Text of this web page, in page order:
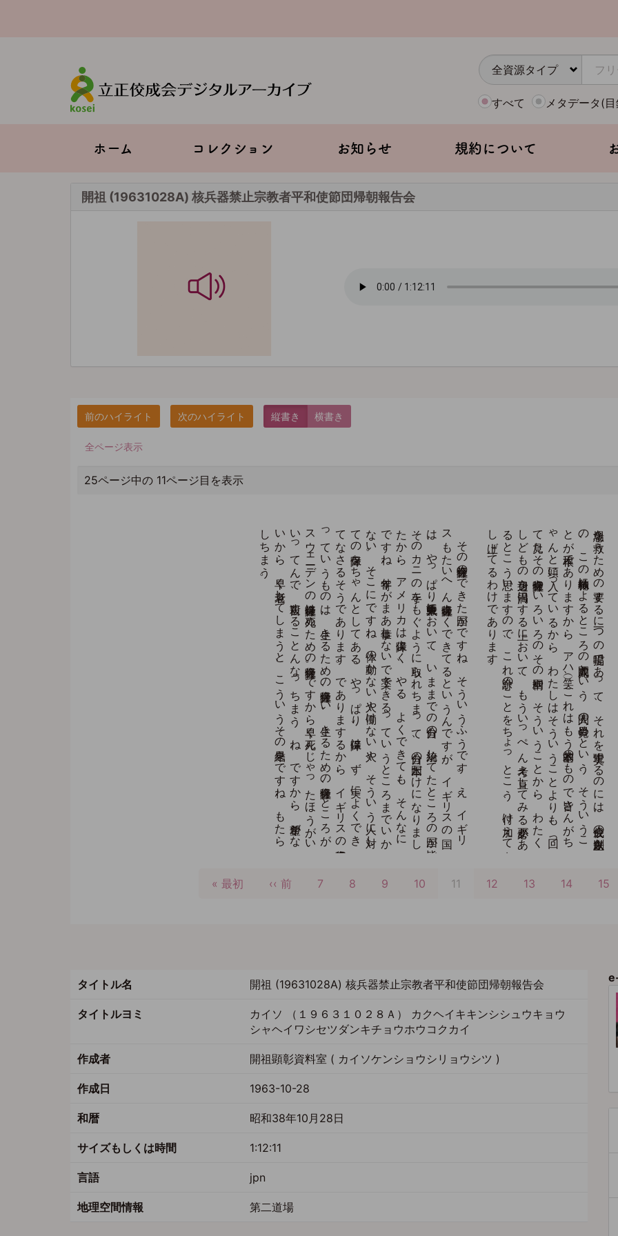
すべて メタデータ(
Main
ホーム コレクション お知らせ 規約について
開祖 (19631028A) 核兵器禁止宗教者平和使節団帰朝報告会
縦書き 横書き
全ページ表示
25ページ中の 11ページ目を表示
急場を
救う
た
め
の
要す
る
に
一つ
の
提唱で
あ
っ
て
、
そ
れ
を
実現す
る
の
に
は
、
佼成会の
創立以来
の
、
こ
の
仏教精神に
よ
る
と
こ
ろ
の
人間完成と
い
う
、
人間の
目覚め
と
い
う
、
そ
う
い
う
こ
と
が
根本で
あ
り
ま
す
か
ら
、
ア
ハ
（笑）、
こ
れ
は
も
う
基本的の
も
の
で
皆さ
ん
が
ち
ゃ
ん
と
頭に
入っ
て
い
る
か
ら
、
わ
た
し
は
そ
う
い
う
こ
と
よ
り
も
、
回っ
て
見た
そ
の
社会保障や
い
ろ
い
ろ
の
そ
の
国柄や
、
そ
う
い
う
こ
と
か
ら
、
わ
た
く
し
ど
も
の
身辺を
円満に
す
る
上に
お
い
て
、
も
う
い
っ
ぺ
ん
考え
直し
て
み
る
必要が
あ
る
と
こ
う
思い
ま
す
の
で
、
こ
れ
余計の
こ
と
を
ち
ょ
っ
と
こ
う
、
付け
加え
て
申
し
上げ
て
る
わ
け
で
あ
り
ま
す
。
そ
の
社会保障の
で
き
た
国が
で
す
ね
、
そ
う
い
う
ふ
う
で
す
。
え
、
イ
ギ
リ
ス
も
た
い
へ
ん
社会保障よ
く
で
き
て
る
と
い
う
ん
で
す
が
、
イ
ギ
リ
ス
の
国
は
、
や
っ
ぱ
り
大東亜戦争に
お
い
て
、
い
ま
ま
で
の
自分の
、
統治し
て
た
と
こ
ろ
の
国が
皆
そ
の
カ
ニ
の
手を
も
ぐ
よ
う
に
取ら
れ
ち
ま
っ
て
、
自分の
本国だ
け
に
な
り
ま
し
た
か
ら
、
ア
メ
リ
カ
は
保障よ
く
、
や
る
、
よ
く
で
き
て
も
、
そ
ん
な
に
で
す
ね
、
年寄り
が
ま
あ
仕事し
な
い
で
楽々で
き
る
っ
て
い
う
と
こ
ろ
ま
で
い
か
な
い
。
そ
こ
に
で
す
ね
、
体の
動か
な
い
人や
働け
な
い
人や
、
そ
う
い
う
人に
対し
て
の
保障を
ち
ゃ
ん
と
し
て
あ
る
、
や
っ
ぱ
り
、
保障は
、
ず
、
実に
よ
く
で
き
て
な
さ
る
そ
う
で
あ
り
ま
す
。
で
あ
り
ま
す
る
か
ら
、
イ
ギ
リ
ス
の
社会保障
っ
て
い
う
も
の
は
、
生き
る
た
め
の
社会保障、
い
、
生き
る
た
め
の
社会保障、
と
こ
ろ
が
ス
ウ
ェ
ーデ
ン
の
社会保障は
死ぬ
た
め
の
社会保障。
で
す
か
ら
早く
死ん
じ
ゃ
っ
た
ほ
う
が
い
い
っ
て
ん
で
、
自殺す
る
こ
と
ん
な
っ
ち
ま
う
、
ね
。
で
す
か
ら
、
希望が
な
い
か
ら
、
早く
老衰し
て
し
ま
う
と
、
こ
う
い
う
そ
の
結果を
で
す
ね
、
も
た
ら
し
ち
ま
う
。
先
« 最初
前
‹‹ 前 Page
7 Page
8 Page
9 Page
10
カ
11 Page
12 Page
13 Page
14 15
タイトル名 開祖 (19631028A) 核兵器禁止宗教者平和使節団帰朝報告会
タイトルヨミ
カイソ （１９６３１０２８Ａ） カクヘイキキンシシュウキョウ
シャヘイワシセツダンキチョウホウコクカイ
作成者 開祖顕彰資料室 ( カイソケンショウシリョウシツ )
作成日 1963-10-28
和暦 昭和38年10月28日
サイズもしくは時間 1:12:11
言語 jpn
地理空間情報 第二道場